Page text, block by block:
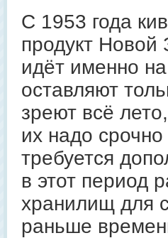
С 1953 года
продукт Новой
идёт именно
оставляют
зреют всё
их надо
требуется
в этот период
хранилищ для
раньше